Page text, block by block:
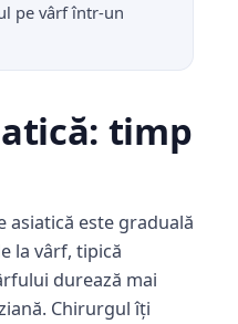
pe vârf într-un
timp
asiatică este graduală
la vârf, tipică
durează mai
Chirurgul îți